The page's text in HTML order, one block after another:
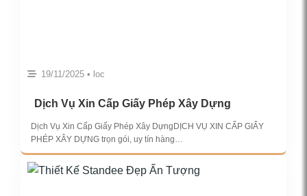
19/11/2025 • loc
Dịch Vụ Xin Cấp Giấy Phép Xây Dựng
Dịch Vụ Xin Cấp Giấy Phép Xây DựngDỊCH VỤ XIN CẤP GIẤY
PHÉP XÂY DỰNG trọn gói, uy tín hàng…